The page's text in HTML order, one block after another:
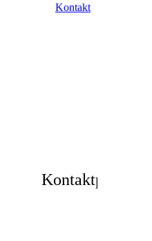
Kontakt
Kontaktpersoner